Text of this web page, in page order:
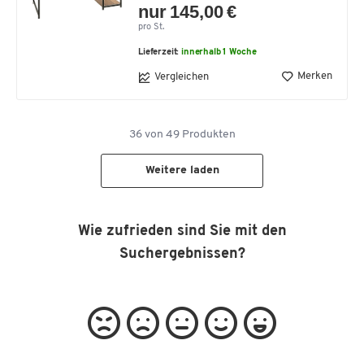
nur 145,00 €
pro St.
Lieferzeit:innerhalb 1 Woche
Vergleichen Merken
36von 49Produkten
Weitere laden
Wie zufrieden sind Sie mit den
Suchergebnissen?